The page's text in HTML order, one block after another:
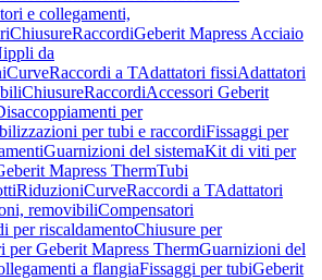
e collegamenti,
ChiusureRaccordiGeberit Mapress Acciaio
da
CurveRaccordi a TAdattatori fissiAdattatori
ChiusureRaccordiAccessori Geberit
per
per tubi e raccordiFissaggi per
Guarnizioni del sistemaKit di viti per
Mapress ThermTubi
RiduzioniCurveRaccordi a TAdattatori
removibiliCompensatori
per riscaldamentoChiusure per
per Geberit Mapress ThermGuarnizioni del
a flangiaFissaggi per tubiGeberit